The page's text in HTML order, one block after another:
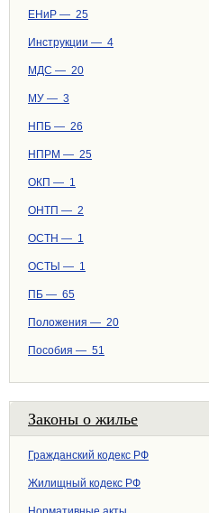
ЕНиР — 25
Инструкции — 4
МДС — 20
МУ — 3
НПБ — 26
НПРМ — 25
ОКП — 1
ОНТП — 2
ОСТН — 1
ОСТЫ — 1
ПБ — 65
Положения — 20
Пособия — 51
Законы о жилье
Гражданский кодекс РФ
Жилищный кодекс РФ